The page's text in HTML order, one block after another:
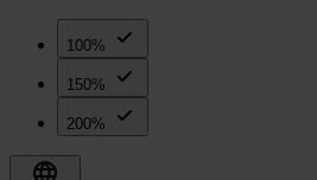
100%
150%
200%